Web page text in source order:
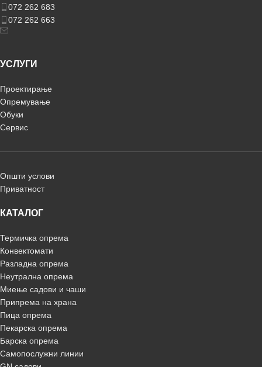
072 262 683
072 262 663
УСЛУГИ
Проектирање
Опремување
Обуки
Сервис
Општи услови
Приватност
КАТАЛОГ
Термичка опрема
Конвектомати
Разладна опрема
Неутрална опрема
Миење садови и чаши
Припрема на храна
Пица опрема
Пекарска опрема
Барска опрема
Самопослужни линии